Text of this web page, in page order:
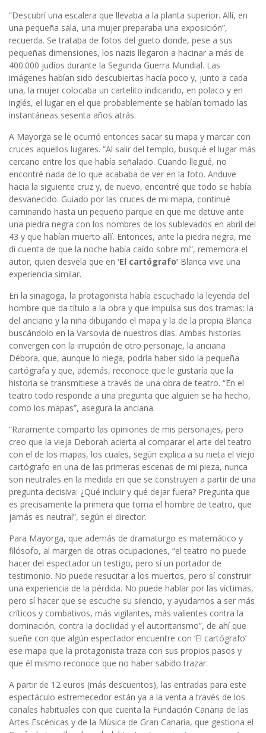
“Descubrí una escalera que llevaba a la planta superior. Allí, en
una pequeña sala, una mujer preparaba una exposición”,
recuerda. Se trataba de fotos del gueto donde, pese a sus
pequeñas dimensiones, los nazis llegaron a hacinar a más de
400.000 judíos durante la Segunda Guerra Mundial. Las
imágenes habían sido descubiertas hacía poco y, junto a cada
una, la mujer colocaba un cartelito indicando, en polaco y en
inglés, el lugar en el que probablemente se habían tomado las
instantáneas sesenta años atrás.
A Mayorga se le ocurrió entonces sacar su mapa y marcar con
cruces aquellos lugares. “Al salir del templo, busqué el lugar más
cercano entre los que había señalado. Cuando llegué, no
encontré nada de lo que acababa de ver en la foto. Anduve
hacia la siguiente cruz y, de nuevo, encontré que todo se había
desvanecido. Guiado por las cruces de mi mapa, continué
caminando hasta un pequeño parque en que me detuve ante
una piedra negra con los nombres de los sublevados en abril del
43 y que habían muerto allí. Entonces, ante la piedra negra, me
di cuenta de que la noche había caído sobre mí“, rememora el
autor, quien desvela que en ‘El cartógrafo’ Blanca vive una
experiencia similar.
En la sinagoga, la protagonista había escuchado la leyenda del
hombre que da título a la obra y que impulsa sus dos tramas: la
del anciano y la niña dibujando el mapa y la de la propia Blanca
buscándolo en la Varsovia de nuestros días. Ambas historias
convergen con la irrupción de otro personaje, la anciana
Débora, que, aunque lo niega, podría haber sido la pequeña
cartógrafa y que, además, reconoce que le gustaría que la
historia se transmitiese a través de una obra de teatro. “En el
teatro todo responde a una pregunta que alguien se ha hecho,
como los mapas”, asegura la anciana.
“Raramente comparto las opiniones de mis personajes, pero
creo que la vieja Deborah acierta al comparar el arte del teatro
con el de los mapas, los cuales, según explica a su nieta el viejo
cartógrafo en una de las primeras escenas de mi pieza, nunca
son neutrales en la medida en que se construyen a partir de una
pregunta decisiva: ¿Qué incluir y qué dejar fuera? Pregunta que
es precisamente la primera que toma el hombre de teatro, que
jamás es neutral”, según el director.
Para Mayorga, que además de dramaturgo es matemático y
filósofo, al margen de otras ocupaciones, “el teatro no puede
hacer del espectador un testigo, pero sí un portador de
testimonio. No puede resucitar a los muertos, pero sí construir
una experiencia de la pérdida. No puede hablar por las víctimas,
pero sí hacer que se escuche su silencio, y ayudarnos a ser más
críticos y combativos, más vigilantes, más valientes contra la
dominación, contra la docilidad y el autoritarismo”, de ahí que
sueñe con que algún espectador encuentre con ‘El cartógrafo’
ese mapa que la protagonista traza con sus propios pasos y
que él mismo reconoce que no haber sabido trazar.
A partir de 12 euros (más descuentos), las entradas para este
espectáculo estremecedor están ya a la venta a través de los
canales habituales con que cuenta la Fundación Canaria de las
Artes Escénicas y de la Música de Gran Canaria, que gestiona el